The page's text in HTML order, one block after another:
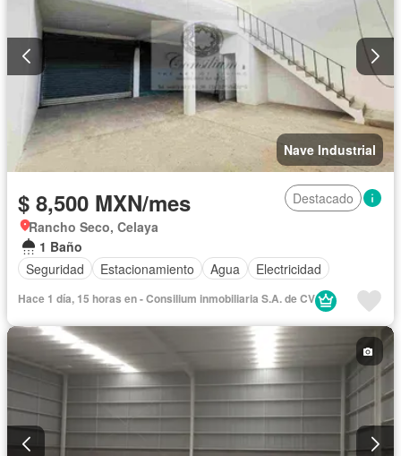
Nave Industrial
$ 8,500 MXN/mes
Destacado
Rancho Seco, Celaya
1 Baño
Seguridad
Estacionamiento Agua Electricidad
Hace 1 día, 15 horas en - Consilium inmobiliaria S.A. de CV